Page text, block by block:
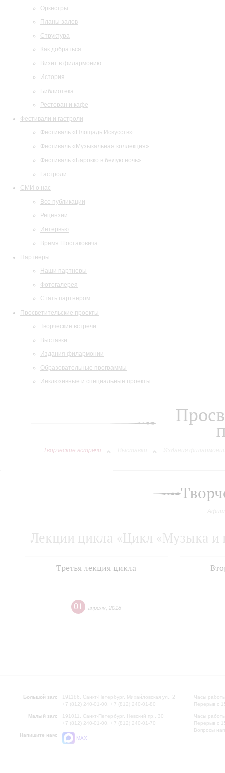
Оркестры
Планы залов
Структура
Как добраться
Визит в филармонию
История
Библиотека
Ресторан и кафе
Фестивали и гастроли
Фестиваль «Площадь Искусств»
Фестиваль «Музыкальная коллекция»
Фестиваль «Барокко в белую ночь»
Гастроли
СМИ о нас
Все публикации
Рецензии
Интервью
Время Шостаковича
Партнеры
Наши партнеры
Фотогалерея
Стать партнером
Просветительские проекты
Творческие встречи
Выставки
Издания филармонии
Образовательные программы
Инклюзивные и специальные проекты
Творческие встречи
Лекции цикла «Цикл «Музыка и
Третья лекция цикла
01 апреля 2018
Большой зал:
191186, Санкт-Петербург, Михайловская ул., 2
+7 (812) 240-01-00, +7 (812) 240-01-80
Малый зал:
191011, Санкт-Петербург, Невский пр., 30
+7 (812) 240-01-00, +7 (812) 240-01-70
Напишите нам:
MAX
Часы
Перерыв с
Часы
Перерыв с
Вопросы